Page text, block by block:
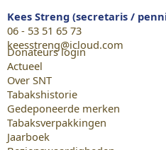
Kees Streng (secretaris /
06 - 53 51 65 73
keesstreng@icloud.com
Donateurs login
Actueel
Over SNT
Tabakshistorie
Gedeponeerde merken
Tabaksverpakkingen
Jaarboek